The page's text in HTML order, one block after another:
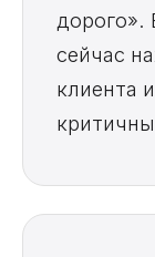
сейчас
клиента